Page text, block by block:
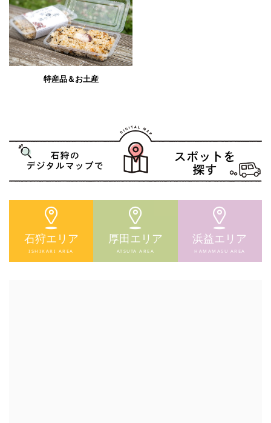
特産品＆お土産
石狩エリア
ISHIKARI AREA
厚田エリア
ATSUTA AREA
浜益エリア
HAMAMASU AREA